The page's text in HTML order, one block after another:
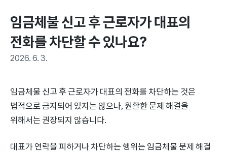
임금체불 신고 후 근로자가 대표의
전화를 차단할 수 있나요?
2026. 6. 3.
임금체불 신고 후 근로자가 대표의 전화를 차단하는 것은
법적으로 금지되어 있지는 않으나, 원활한 문제 해결을
위해서는 권장되지 않습니다.
대표가 연락을 피하거나 차단하는 행위는 임금체불 문제 해결